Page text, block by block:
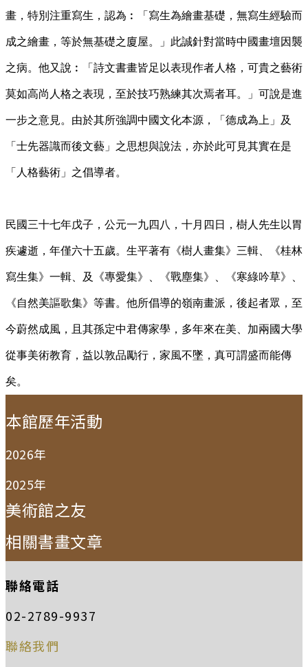
畫，特別注重寫生，認為︰「寫生為繪畫基礎，無寫生經驗而
成之繪畫，等於無基礎之廈屋。」此誠針對當時中國畫壇因襲
之病。他又說︰「詩文書畫皆足以表現作者人格，可貴之藝術
莫如高尚人格之表現，至於技巧熟練其次焉者耳。」可說是進
一步之意見。由於其所強調中國文化本源，「德成為上」及
「士先器識而後文藝」之思想與說法，亦於此可見其實在是
「人格藝術」之倡導者。
民國三十七年戊子，公元一九四八，十月四日，樹人先生以胃
疾遽逝，年僅六十五歲。生平著有《樹人畫集》三輯、《桂林
寫生集》一輯、及《專愛集》、《戰塵集》、《寒綠吟草》、
《自然美謳歌集》等書。他所倡導的嶺南畫派，後起者眾，至
今蔚然成風，且其孫定中君傳家學，多年來在美、加兩國大學
從事美術教育，益以敦品勵行，家風不墜，真可謂盛而能傳
矣。
本館歷年活動
2026年
2025年
美術館之友
相關書畫文章
聯絡電話
02-2789-9937
聯絡我們